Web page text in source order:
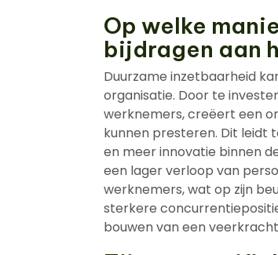
Op welke
bijdragen aan
Duurzame inzetbaarheid
organisatie. Door te
werknemers, creëert een
kunnen presteren. Dit leidt
en meer innovatie binnen
een lager verloop van
werknemers, wat op zijn
sterkere
bouwen van een